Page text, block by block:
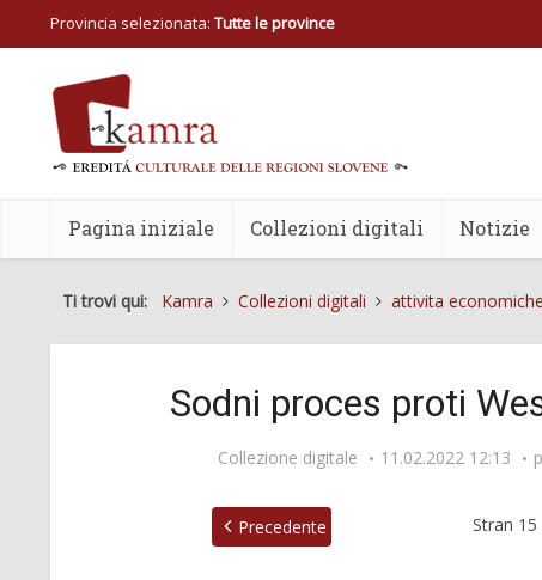
Provincia selezionata: Tutte le province
Pagina iniziale Collezioni digitali Notizie
Ti trovi qui: Kamra Collezioni digitali attivita economiche
Sodni proces proti
Collezione digitale 11.02.2022 12:13
Stran 15
Precedente